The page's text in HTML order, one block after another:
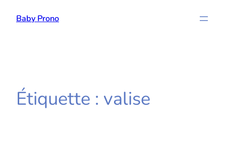
Baby Prono
Étiquette : valise